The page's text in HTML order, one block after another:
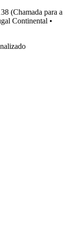
(Chamada para a
Continental •